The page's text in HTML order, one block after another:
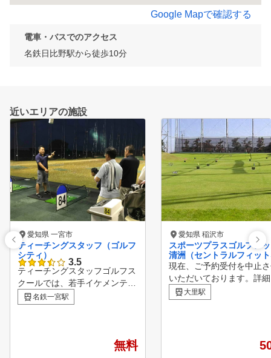
Google Mapで確認する
電車・バスでのアクセス
名鉄日比野駅から徒歩10分
近いエリアの施設
愛知県 一宮市
ティーチングスタッフ（ゴルフ
シティ）
3.5
ティーチングスタッフゴルフス
クールでは、若手イケメンティ
ーチングプロから レッスン歴2
0年以上のベテランプロや女子
、わかりやすくたのしい指導で
名鉄一宮駅
無料
愛知県 稲沢市
スポーツプラスゴルフレ
清洲（セントラルフィッ
クラブ清洲）
現在、ご予約受付を中止
いただいております。詳
知らせ欄にてご確認お願
ます。 東海エリア最大打席数
盛りだくさんです。 コー
大里駅